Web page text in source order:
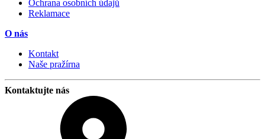
Ochrana osobních údajů
Reklamace
O nás
Kontakt
Naše pražírna
Kontaktujte nás